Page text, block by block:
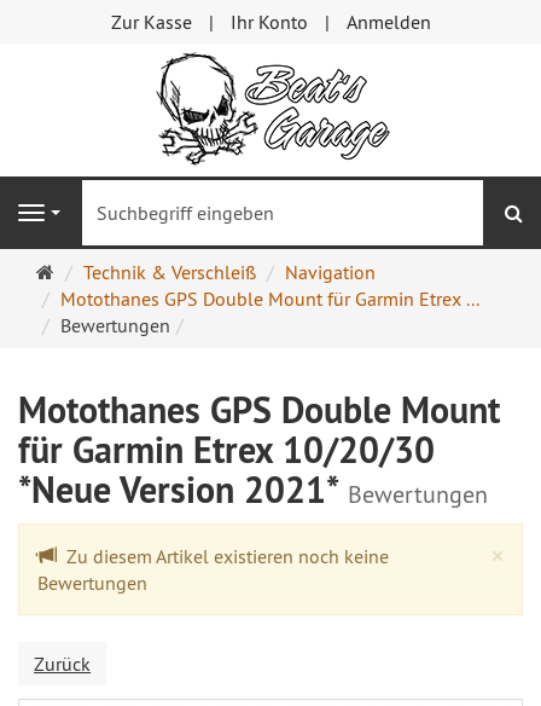
Zur Kasse Ihr Konto Anmelden
Navigation
Startseite
Technik & Verschleiß
Navigation
Motothanes GPS Double Mount für Garmin Etrex ...
Bewertungen
Motothanes GPS Double Mount
für Garmin Etrex 10/20/30
*Neue Version 2021* Bewertungen
×
Zu diesem Artikel existieren noch keine
Bewertungen
Zurück